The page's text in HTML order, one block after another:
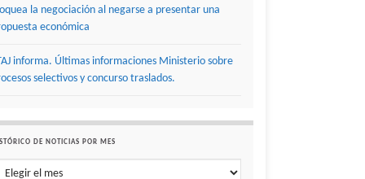
la negociación al negarse a presentar una
económica
informa. Últimas informaciones Ministerio sobre
selectivos y concurso traslados.
DE NOTICIAS POR MES
de noticias por mes